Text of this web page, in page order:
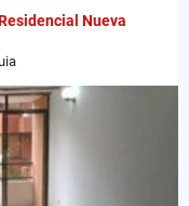
Nueva